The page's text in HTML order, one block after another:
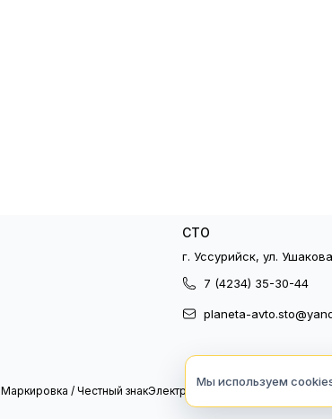
СТО
г. Уссурийск, ул.
7 (4234) 35-30-44
planeta-
Маркировка / Честный знакЭлектронный документооборот
Мы используем